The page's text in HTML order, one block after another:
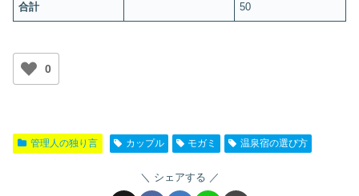
合計 50
0
管理人の独り言 カップル モガミ 温泉宿の選び方
シェアする